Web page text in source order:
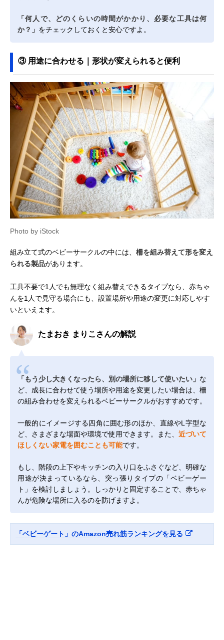
「何人で、どのくらいの時間がかかり、必要な工具は何
か？」 をチェックしておくと安心ですよ。
③ 用途に合わせる｜形状が変えられると便利
Photo by iStock
組み立て式のベビーサークルの中には、 柵を組み替えて形を変え
られる製品があります。
工具不要で1人でも無理なく組み替えできるタイプなら、赤ちゃ
んを1人で見守る場合にも、設置場所や用途の変更に対応しやす
いといえます。
たまおき まりこさんの解説
「もう少し大きくなったら、別の場所に移して使いたい」 な
ど、成長に合わせて使う場所や用途を変更したい場合は、柵
の組み合わせを変えられるベビーサークルがおすすめです。
一般的にイメージする四角に囲む形のほか、直線やL字型な
ど、さまざまな場面や環境で使用できます。また、 近づいて
ほしくない家電を囲むことも可能です。
もし、階段の上下やキッチンの入り口をふさぐなど、明確な
用途が決まっているなら、突っ張りタイプの「ベビーゲー
ト」を検討しましょう。しっかりと固定することで、赤ちゃ
んが危険な場所に入るのを防げますよ。
「ベビーゲート」のAmazon売れ筋ランキングを見る